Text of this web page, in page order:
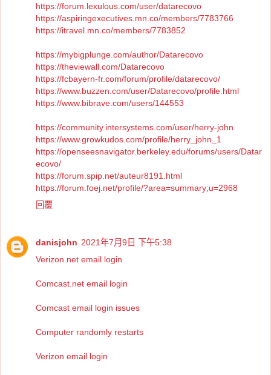
https://forum.lexulous.com/user/datarecovo
https://aspiringexecutives.mn.co/members/7783766
https://itravel.mn.co/members/7783852
https://mybigplunge.com/author/Datarecovo
https://theviewall.com/Datarecovo
https://fcbayern-fr.com/forum/profile/datarecovo/
https://www.buzzen.com/user/Datarecovo/profile.html
https://www.bibrave.com/users/144553
https://community.intersystems.com/user/herry-john
https://www.growkudos.com/profile/herry_john_1
https://openseesnavigator.berkeley.edu/forums/users/Datar
ecovo/
https://forum.spip.net/auteur8191.html
https://forum.foej.net/profile/?area=summary;u=2968
回覆
danisjohn 2021年7月9日 下午5:38
Verizon.net email login
Comcast.net email login
Comcast email login issues
Computer randomly restarts
Verizon email login